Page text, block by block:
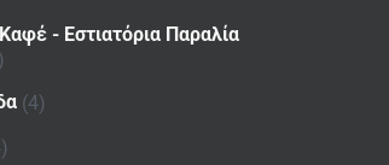
- Εστιατόρια Παραλία
(4)